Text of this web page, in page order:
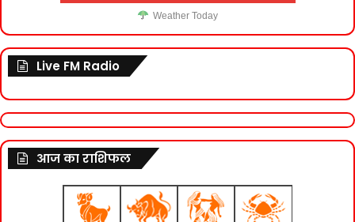
Weather Today
Live FM Radio
आज का राशिफल